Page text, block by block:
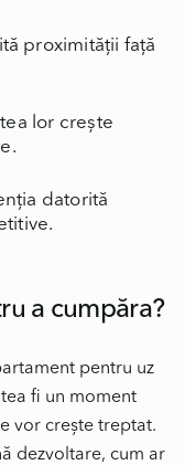
proximității față
lor crește
datorită
a cumpăra?
pentru uz
fi un moment
vor crește treptat.
dezvoltare, cum ar